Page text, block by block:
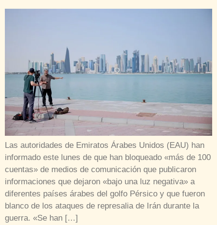
Las autoridades de Emiratos Árabes Unidos (EAU) han
informado este lunes de que han bloqueado «más de 100
cuentas» de medios de comunicación que publicaron
informaciones que dejaron «bajo una luz negativa» a
diferentes países árabes del golfo Pérsico y que fueron
blanco de los ataques de represalia de Irán durante la
guerra. «Se han […]